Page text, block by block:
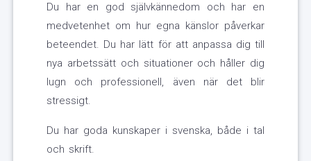
Du har en god självkännedom och har en
medvetenhet om hur egna känslor påverkar
beteendet. Du har lätt för att anpassa dig till
nya arbetssätt och situationer och håller dig
lugn och professionell, även när det blir
stressigt.
Du har goda kunskaper i svenska, både i tal
och skrift.